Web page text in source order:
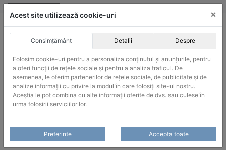
Skip
ACHIZITII PUBLICE
Produsele pot fi achizitionate si in sistemul SEAP / SICAP
Products
Acest site utilizează cookie-uri ×
Consimțământ Detalii Despre
Folosim cookie-uri pentru a personaliza conținutul și anunțurile, pentru
a oferi funcții de rețele sociale și pentru a analiza traficul. De
asemenea, le oferim partenerilor de rețele sociale, de publicitate și de
analize informații cu privire la modul în care folosiți site-ul nostru.
Aceștia le pot combina cu alte informații oferite de dvs. sau culese în
urma folosirii serviciilor lor.
Preferinte Accepta toate